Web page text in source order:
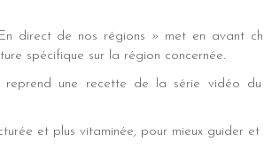
direct de nos régions » met en avant
spécifique sur la région concernée.
une recette de la série vidéo du
et plus vitaminée, pour mieux guider et